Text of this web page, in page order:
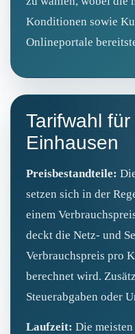
Konditionen sowie
Onlineportale
Tarifwahl
Einhausen
Preisbestandteile:
setzen sich in der
einem
deckt die Netz- und
Verbrauchspreis pro
berechnet wird.
Steuerabgaben oder
Laufzeit: Die